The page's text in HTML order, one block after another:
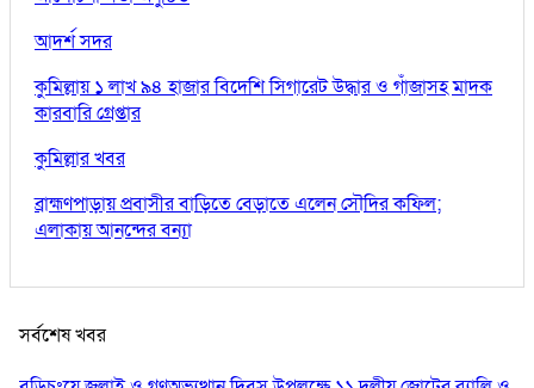
আদর্শ সদর
কুমিল্লায় ১ লাখ ৯৪ হাজার বিদেশি সিগারেট উদ্ধার ও গাঁজাসহ মাদক
কারবারি গ্রেপ্তার
কুমিল্লার খবর
ব্রাহ্মণপাড়ায় প্রবাসীর বাড়িতে বেড়াতে এলেন সৌদির কফিল;
এলাকায় আনন্দের বন্যা
সর্বশেষ খবর